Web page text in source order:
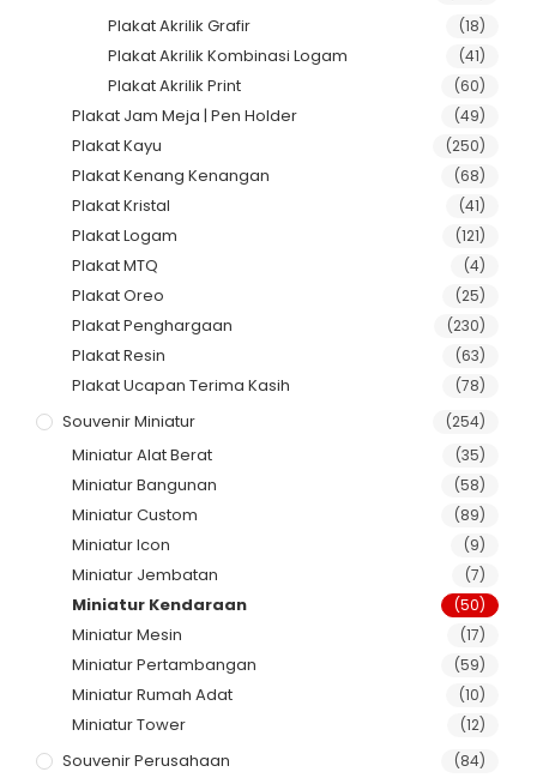
Plakat Akrilik Grafir (18)
Plakat Akrilik Kombinasi Logam (41)
Plakat Akrilik Print (60)
Plakat Jam Meja | Pen Holder (49)
Plakat Kayu (250)
Plakat Kenang Kenangan (68)
Plakat Kristal (41)
Plakat Logam (121)
Plakat MTQ (4)
Plakat Oreo (25)
Plakat Penghargaan (230)
Plakat Resin (63)
Plakat Ucapan Terima Kasih (78)
Souvenir Miniatur (254)
Miniatur Alat Berat (35)
Miniatur Bangunan (58)
Miniatur Custom (89)
Miniatur Icon (9)
Miniatur Jembatan (7)
Miniatur Kendaraan (50)
Miniatur Mesin (17)
Miniatur Pertambangan (59)
Miniatur Rumah Adat (10)
Miniatur Tower (12)
Souvenir Perusahaan (84)